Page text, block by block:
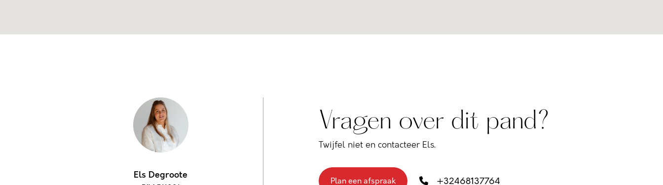
Els Degroote
Vragen over dit pand?
Twijfel niet en contacteer Els.
Plan een afspraak +32468137764